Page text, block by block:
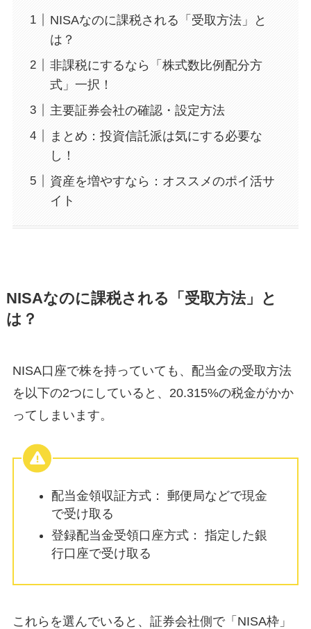
NISAなのに課税される「受取方法」と
は？
非課税にするなら「株式数比例配分方
式」一択！
主要証券会社の確認・設定方法
まとめ：投資信託派は気にする必要な
し！
資産を増やすなら：オススメのポイ活サ
イト
NISAなのに課税される「受取方法」と
は？
NISA口座で株を持っていても、配当金の受取方法
を以下の2つにしていると、20.315%の税金がかか
ってしまいます。
配当金領収証方式： 郵便局などで現金
で受け取る
登録配当金受領口座方式： 指定した銀
行口座で受け取る
これらを選んでいると、証券会社側で「NISA枠」